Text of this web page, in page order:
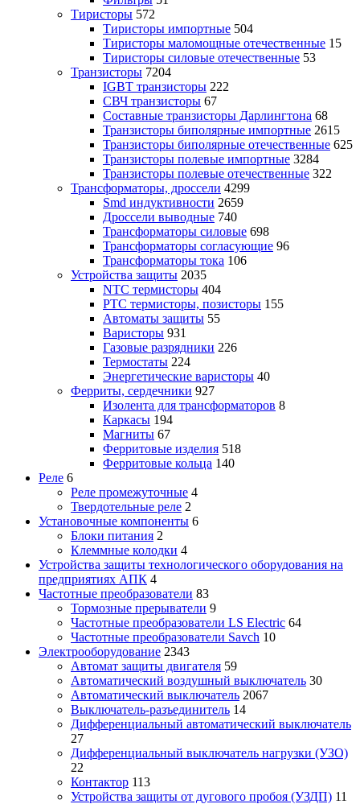
Тиристоры 572
Тиристоры импортные 504
Тиристоры маломощные отечественные 15
Тиристоры силовые отечественные 53
Транзисторы 7204
IGBT транзисторы 222
СВЧ транзисторы 67
Составные транзисторы Дарлингтона 68
Транзисторы биполярные импортные 2615
Транзисторы биполярные отечественные 625
Транзисторы полевые импортные 3284
Транзисторы полевые отечественные 322
Трансформаторы, дроссели 4299
Smd индуктивности 2659
Дроссели выводные 740
Трансформаторы силовые 698
Трансформаторы согласующие 96
Трансформаторы тока 106
Устройства защиты 2035
NTC термисторы 404
PTC термисторы, позисторы 155
Автоматы защиты 55
Варисторы 931
Газовые разрядники 226
Термостаты 224
Энергетические варисторы 40
Ферриты, сердечники 927
Изолента для трансформаторов 8
Каркасы 194
Магниты 67
Ферритовые изделия 518
Ферритовые кольца 140
Реле 6
Реле промежуточные 4
Твердотельные реле 2
Установочные компоненты 6
Блоки питания 2
Клеммные колодки 4
Устройства защиты технологического оборудования на
предприятиях АПК 4
Частотные преобразователи 83
Тормозные прерыватели 9
Частотные преобразователи LS Electric 64
Частотные преобразователи Savch 10
Электрооборудование 2343
Автомат защиты двигателя 59
Автоматический воздушный выключатель 30
Автоматический выключатель 2067
Выключатель-разъединитель 14
Дифференциальный автоматический выключатель
27
Дифференциальный выключатель нагрузки (УЗО)
22
Контактор 113
Устройства защиты от дугового пробоя (УЗДП) 11